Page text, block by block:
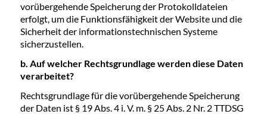
vorübergehende Speicherung der Protokolldateien
erfolgt, um die Funktionsfähigkeit der Website und die
Sicherheit der informationstechnischen Systeme
sicherzustellen.
b. Auf welcher Rechtsgrundlage werden diese Daten
verarbeitet?
Rechtsgrundlage für die vorübergehende Speicherung
der Daten ist § 19 Abs. 4 i. V. m. § 25 Abs. 2 Nr. 2 TTDSG